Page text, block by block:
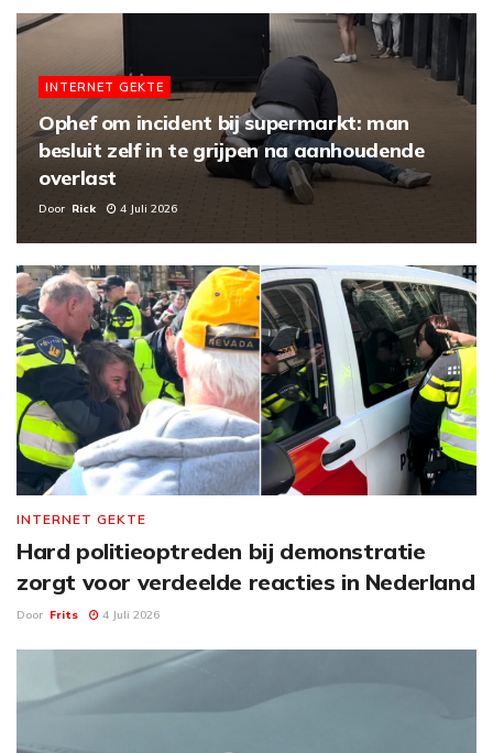
INTERNET GEKTE
Ophef om incident bij supermarkt: man
besluit zelf in te grijpen na aanhoudende
overlast
Door Rick 4 Juli 2026
INTERNET GEKTE
Hard politieoptreden bij demonstratie
zorgt voor verdeelde reacties in Nederland
Door Frits 4 Juli 2026